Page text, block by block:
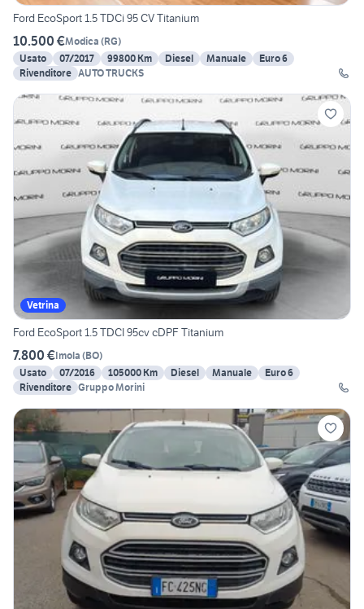
Ford EcoSport 1.5 TDCi 95 CV Titanium
10.500 €Modica (RG)
Usato
07/2017 99800 Km Diesel Manuale
Euro 6
Rivenditore AUTO TRUCKS
Vetrina
Ford EcoSport 1.5 TDCI 95cv cDPF Titanium
7.800 €Imola (BO)
Usato
07/2016 105000 Km Diesel Manuale
Euro 6
Rivenditore Gruppo Morini